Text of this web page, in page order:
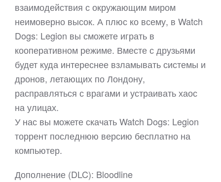
взаимодействия с окружающим миром
неимоверно высок. А плюс ко всему, в Watch
Dogs: Legion вы сможете играть в
кооперативном режиме. Вместе с друзьями
будет куда интереснее взламывать системы и
дронов, летающих по Лондону,
расправляться с врагами и устраивать хаос
на улицах.
У нас вы можете скачать Watch Dogs: Legion
торрент последнюю версию бесплатно на
компьютер.
Дополнение (DLC): Bloodline